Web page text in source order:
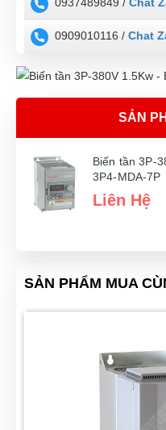
0937489849 / Chat
0909010116 / Chat
SẢN
Biến tần 3P-
3P4-MDA-7P
Liên Hệ
SẢN PHẨM MUA